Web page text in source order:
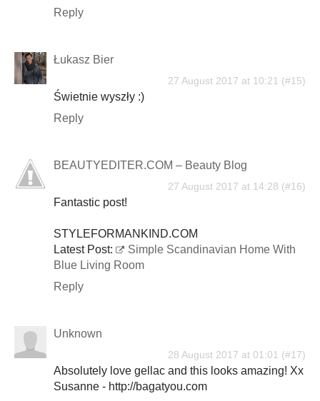
Reply
Łukasz Bier
27 August 2017 at 10:21
Świetnie wyszły :)
Reply
BEAUTYEDITER.COM – Beauty Blog
27 August 2017 at 14:28
Fantastic post!
STYLEFORMANKIND.COM
Latest Post:
Simple Scandinavian Home With
Blue Living Room
Reply
Unknown
28 August 2017 at 01:01
Absolutely love gellac and this looks amazing! Xx
Susanne - http://bagatyou.com